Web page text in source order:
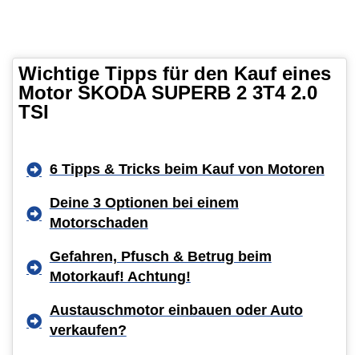
Wichtige Tipps für den Kauf eines
Motor SKODA SUPERB 2 3T4 2.0
TSI
6 Tipps & Tricks beim Kauf von Motoren
Deine 3 Optionen bei einem
Motorschaden
Gefahren, Pfusch & Betrug beim
Motorkauf! Achtung!
Austauschmotor einbauen oder Auto
verkaufen?